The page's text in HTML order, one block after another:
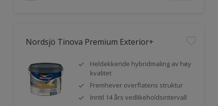
Nordsjö Tinova Premium Exterior+
Heldekkende hybridmaling av høy
kvalitet
Fremhever overflatens struktur
Inntil 14 års vedlikeholdsintervall